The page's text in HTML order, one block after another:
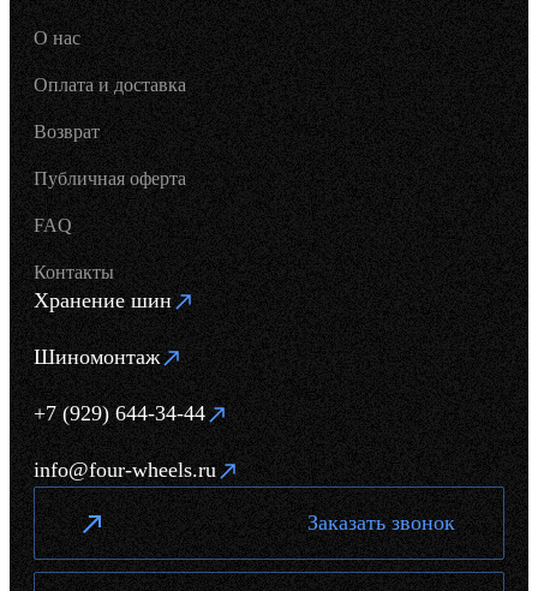
О нас
Оплата и доставка
Возврат
Публичная оферта
FAQ
Контакты
Хранение шин
Шиномонтаж
+7 (929) 644-34-44
info@four-wheels.ru
Заказать звонок